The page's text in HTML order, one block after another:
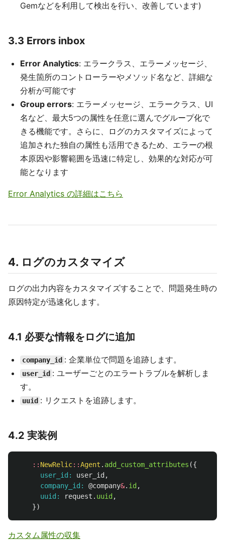
Gemなどを利用して検出を行い、改善しています)
3.3 Errors inbox
Error Analytics: エラークラス、エラーメッセージ、
発生箇所のコントローラーやメソッド名など、詳細な
分析が可能です
Group errors: エラーメッセージ、エラークラス、UI
名など、最大5つの属性を任意に選んでグループ化で
きる機能です。さらに、ログのカスタマイズによって
追加された独自の属性も活用できるため、エラーの根
本原因や影響範囲を迅速に特定し、効果的な対応が可
能となります
Error Analytics の詳細はこちら
4. ログのカスタマイズ
ログの出力内容をカスタマイズすることで、問題発生時の
原因特定が迅速化します。
4.1 必要な情報をログに追加
company_id : 企業単位で問題を追跡します。
user_id : ユーザーごとのエラートラブルを解析しま
す。
uuid : リクエストを追跡します。
4.2 実装例
:: NewRelic::Agent . add_custom_attributes ({
user_id: user_id ,
company_id: @company&. id ,
uuid:
request . uuid ,
})
カスタム属性の収集